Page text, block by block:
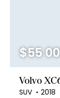
100
2018
$55
Volvo
SUV 2018